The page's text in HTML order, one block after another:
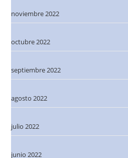
noviembre 2022
octubre 2022
septiembre 2022
agosto 2022
julio 2022
junio 2022